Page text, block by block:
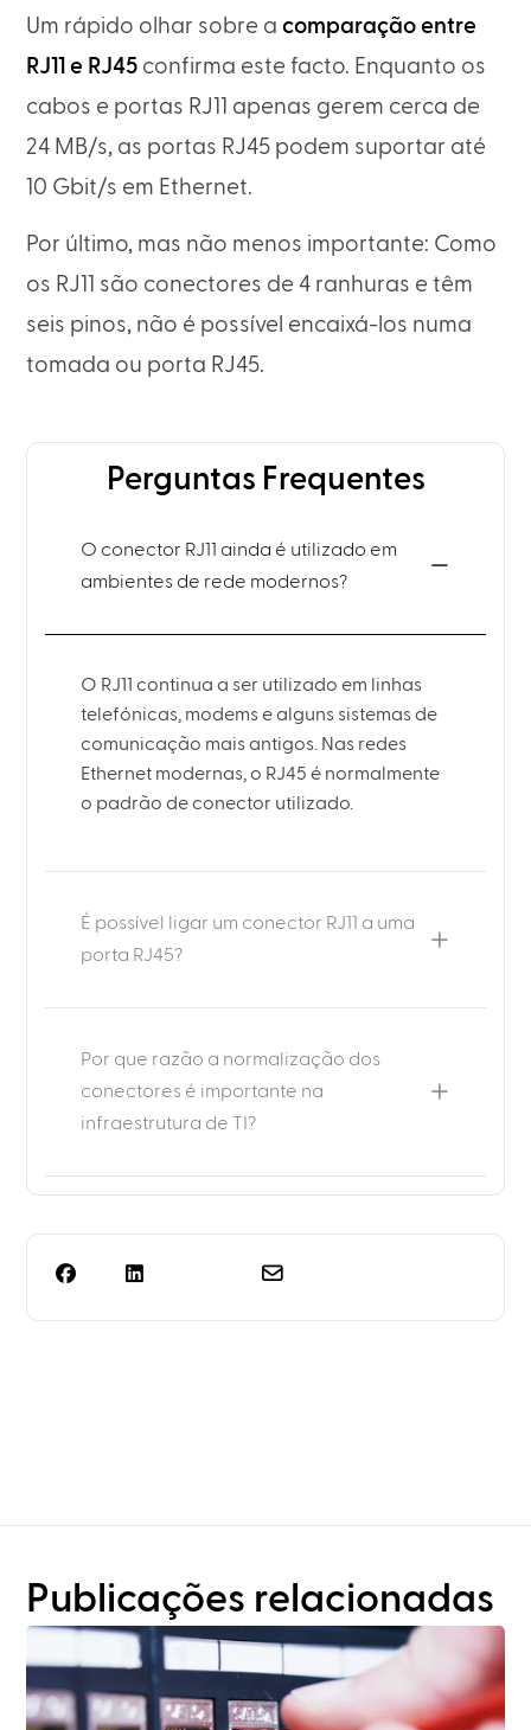
Um rápido olhar sobre acomparação entre
RJ11 e RJ45 confirma este facto. Enquanto os
cabos e portas RJ11 apenas gerem cerca de
24 MB/s, as portas RJ45 podem suportar até
10 Gbit/s em Ethernet.
Por último, mas não menos importante: Como
os RJ11 são conectores de 4 ranhuras e têm
seis pinos, não é possível encaixá-los numa
tomada ou porta RJ45.
Perguntas Frequentes
O conector RJ11 ainda é utilizado em
ambientes de rede modernos?
O RJ11 continua a ser utilizado em linhas
telefónicas, modems e alguns sistemas de
comunicação mais antigos. Nas redes
Ethernet modernas, o RJ45 é normalmente
o padrão de conector utilizado.
É possível ligar um conector RJ11 a uma
porta RJ45?
Por que razão a normalização dos
conectores é importante na
infraestrutura de TI?
Publicações relacionadas